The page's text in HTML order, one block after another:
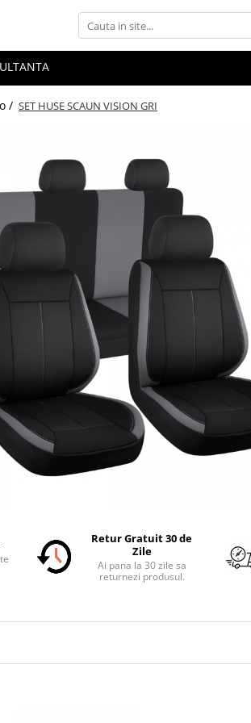
/ SET HUSE SCAUN VISION GRI
Retur Gratuit 30 de
Zile
Ai pana la 30 zile sa
returnezi produsul.